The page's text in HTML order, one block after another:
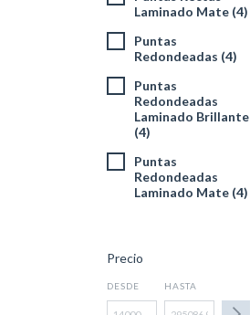
Laminado Mate (4)
Puntas
Redondeadas (4)
Puntas
Redondeadas
Laminado Brillante
(4)
Puntas
Redondeadas
Laminado Mate (4)
Precio
DESDE HASTA